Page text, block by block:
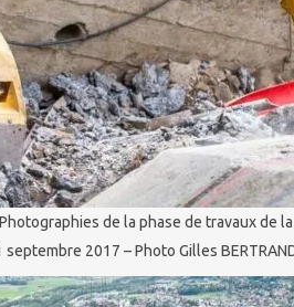
Photographies de la phase de travaux de
2017 – Photo Gilles